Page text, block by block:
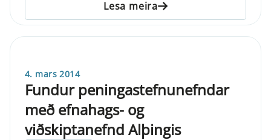
Lesa meira
4. mars 2014
Fundur peningastefnunefndar
með efnahags- og
viðskiptanefnd Alþingis